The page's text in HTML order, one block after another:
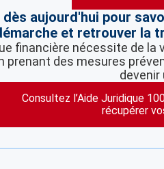
aujourd'hui pour
et retrouver la
financière nécessite de
prenant des mesures
devenir
Consultez l’Aide Juridique
récupérer